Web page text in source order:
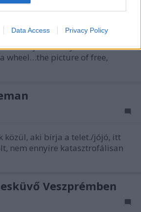
Data Access Privacy Policy
I think of bicycling. I think it has
women than anything else
women a feeling of freedom and
and rejoice every time I see a
wheel…the picture of free,
közül, aki bírja a telet./jójó, itt
nem ennyire katasztrofálisan
Veszprémben